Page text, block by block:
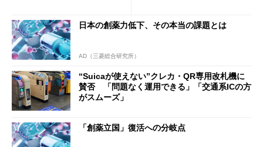
開催
日本の創薬力低下、その本当の課題とは
AD（三菱総合研究所）
“Suicaが使えない”クレカ・QR専用改札機に
賛否 「問題なく運用できる」「交通系ICの方
がスムーズ」
「創薬立国」復活への分岐点